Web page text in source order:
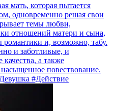
мать, которая пытается
одновременно решая свои
темы любви,
отношений матери и сына,
романтики и, возможно, табу.
и заботливые, и
а также
повествование.
#Действие